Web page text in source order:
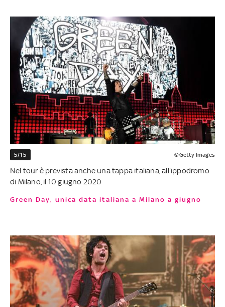
5/15 ©Getty Images
Nel tour è prevista anche una tappa italiana, all'ippodromo
di Milano, il 10 giugno 2020
Green Day, unica data italiana a Milano a giugno